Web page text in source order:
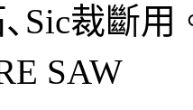
Sic裁斷
SAW